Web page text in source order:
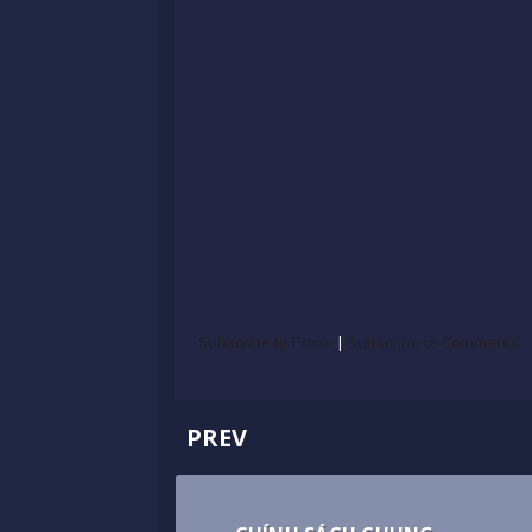
Subscribe to Posts | Subscribe to Comments
PREV